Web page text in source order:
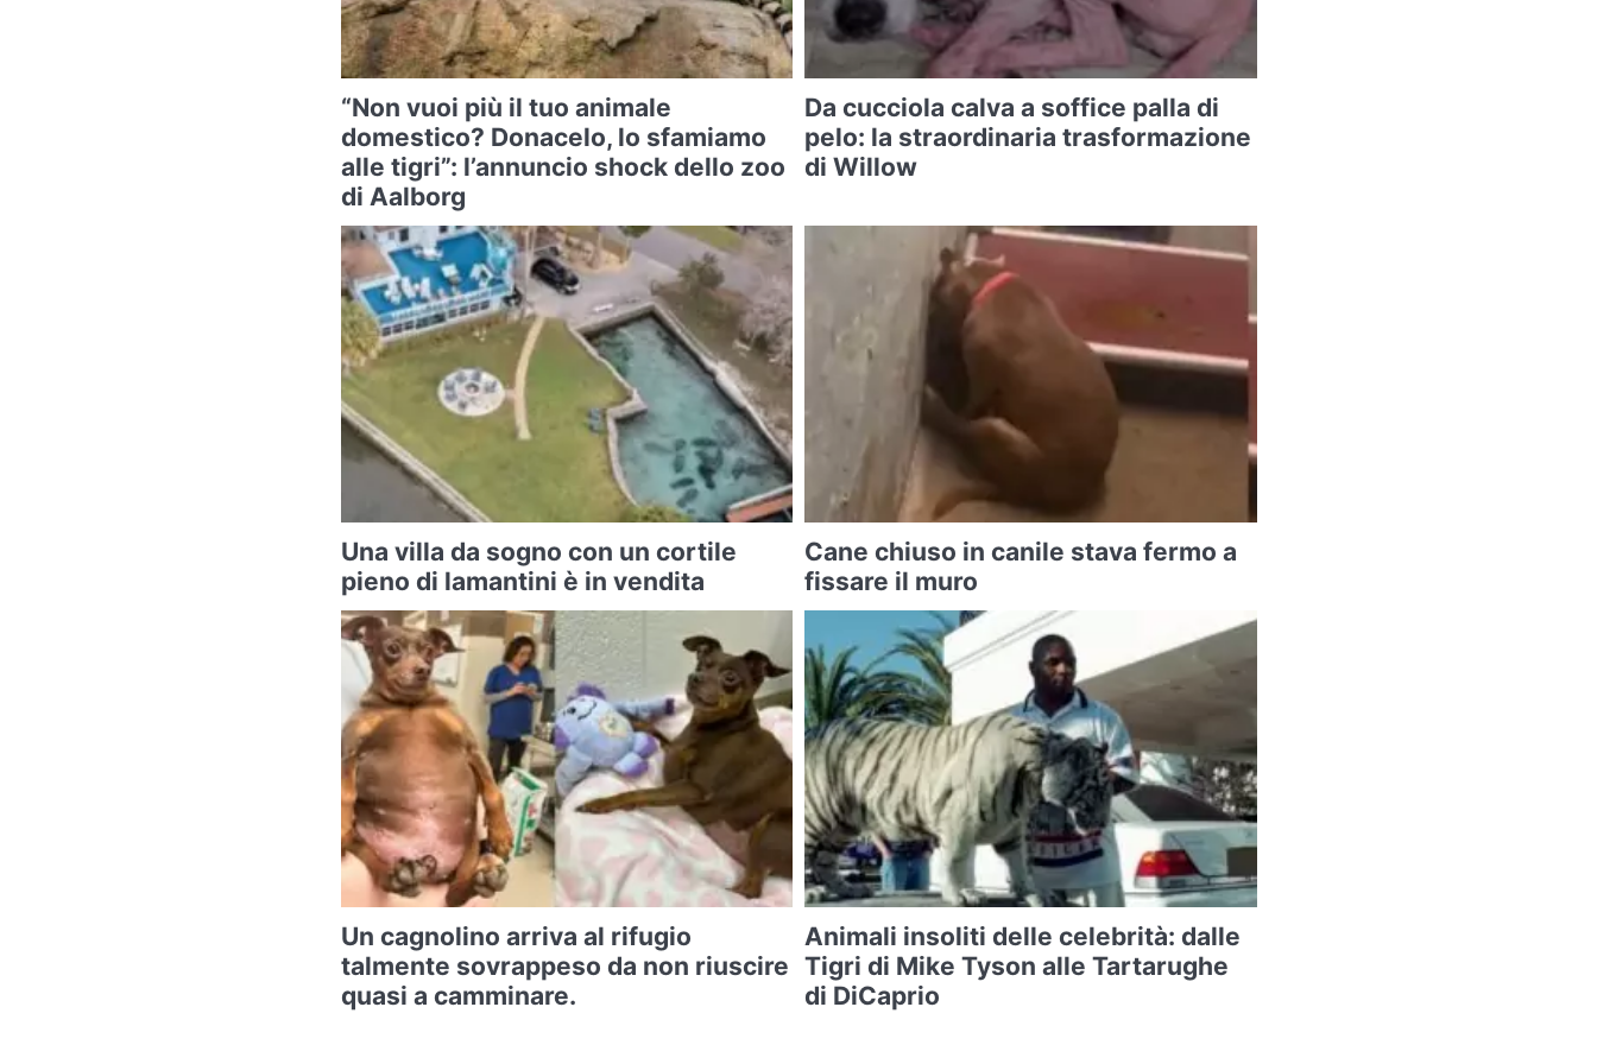
“Non vuoi più il tuo animale
domestico? Donacelo, lo sfamiamo
alle tigri”: l’annuncio shock dello zoo
di Aalborg
Da cucciola calva a soffice palla di
pelo: la straordinaria trasformazione
di Willow
Una villa da sogno con un cortile
pieno di lamantini è in vendita
Cane chiuso in canile stava fermo a
fissare il muro
Un cagnolino arriva al rifugio
talmente sovrappeso da non riuscire
quasi a camminare.
Animali insoliti delle celebrità: dalle
Tigri di Mike Tyson alle Tartarughe
di DiCaprio